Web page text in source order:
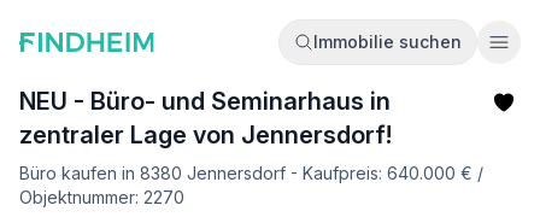
Immobilie suchen
NEU - Büro- und Seminarhaus in
zentraler Lage von Jennersdorf!
Büro kaufen in 8380 Jennersdorf - Kaufpreis: 640.000 € /
Objektnummer: 2270